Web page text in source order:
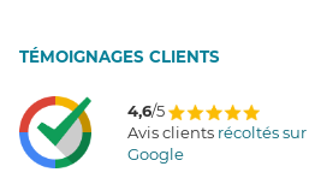
TÉMOIGNAGES CLIENTS
4,6/5
Avis clients récoltés sur
Google